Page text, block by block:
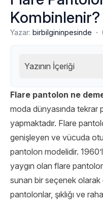
Kombinlenir?
Yazar: birbilgininpesinde ·
Yazının İçeriği
Flare pantolon ne
moda dünyasında tekrar
yapmaktadır. Flare
genişleyen ve vücuda
pantolon modelidir.
yaygın olan flare
sunan bir seçenek
pantolonlar, şıklığı ve